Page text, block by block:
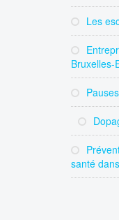
Les
Bruxelles-
santé